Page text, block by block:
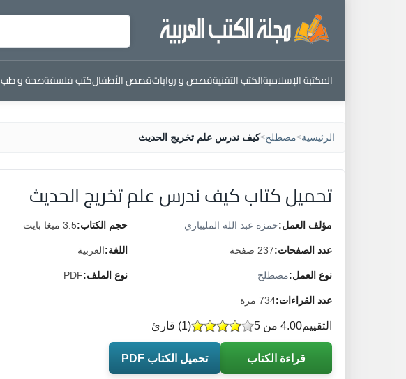
المكتبة الإسلاميةالكتب التقنيةقصص و رواياتقصص الأطفالكتب فلسفةصحة و طب
الرئيسية>مصطلح>كيف ندرس علم تخريج الحديث
تحميل كتاب كيف ندرس علم تخريج الحديث
مؤلف العمل:حمزة عبد الله المليباري حجم الكتاب:3.5 ميغا بايت
عدد الصفحات:237 صفحة اللغة:العربية
نوع العمل:مصطلح نوع الملف:PDF
عدد القراءات:734 مرة
التقييم (
1) قارئ 4.00 من 5
قراءة الكتاب تحميل الكتاب PDF